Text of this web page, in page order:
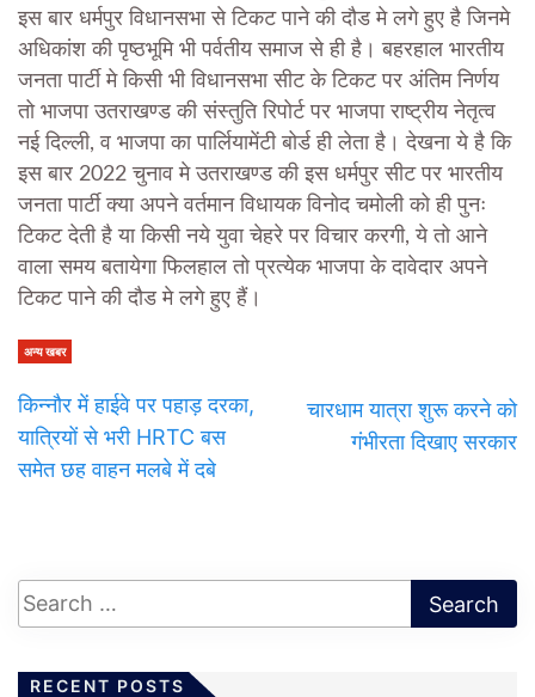
इस बार धर्मपुर विधानसभा से टिकट पाने की दौड मे लगे हुए है जिनमे
अधिकांश की पृष्ठभूमि भी पर्वतीय समाज से ही है। बहरहाल भारतीय
जनता पार्टी मे किसी भी विधानसभा सीट के टिकट पर अंतिम निर्णय
तो भाजपा उतराखण्ड की संस्तुति रिपोर्ट पर भाजपा राष्ट्रीय नेतृत्व
नई दिल्ली, व भाजपा का पार्लियामेंटी बोर्ड ही लेता है। देखना ये है कि
इस बार 2022 चुनाव मे उतराखण्ड की इस धर्मपुर सीट पर भारतीय
जनता पार्टी क्या अपने वर्तमान विधायक विनोद चमोली को ही पुनः
टिकट देती है या किसी नये युवा चेहरे पर विचार करगी, ये तो आने
वाला समय बतायेगा फिलहाल तो प्रत्येक भाजपा के दावेदार अपने
टिकट पाने की दौड मे लगे हुए हैं।
अन्य खबर
किन्नौर में हाईवे पर पहाड़ दरका,
यात्रियों से भरी HRTC बस
समेत छह वाहन मलबे में दबे
चारधाम यात्रा शुरू करने को
गंभीरता दिखाए सरकार
RECENT POSTS